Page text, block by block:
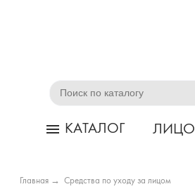
КАТАЛОГ ЛИЦО
Главная → Средства по уходу за лицом